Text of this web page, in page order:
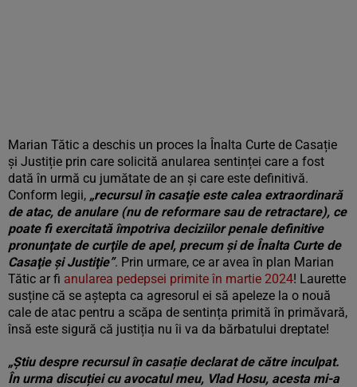
Marian Tătic a deschis un proces la Înalta Curte de Casație
și Justiție prin care solicită anularea sentinței care a fost
dată în urmă cu jumătate de an și care este definitivă.
Conform legii, „recursul în casaţie este calea extraordinară
de atac, de anulare (nu de reformare sau de retractare), ce
poate fi exercitată împotriva deciziilor penale definitive
pronunţate de curţile de apel, precum şi de Înalta Curte de
Casaţie şi Justiţie”. Prin urmare, ce ar avea în plan Marian
Tătic ar fi anularea pedepsei primite în martie 2024! Laurette
susține că se aștepta ca agresorul ei să apeleze la o nouă
cale de atac pentru a scăpa de sentința primită în primăvară,
însă este sigură că justiția nu îi va da bărbatului dreptate!
„Știu despre recursul în casație declarat de către inculpat.
În urma discuției cu avocatul meu, Vlad Hosu, acesta mi-a